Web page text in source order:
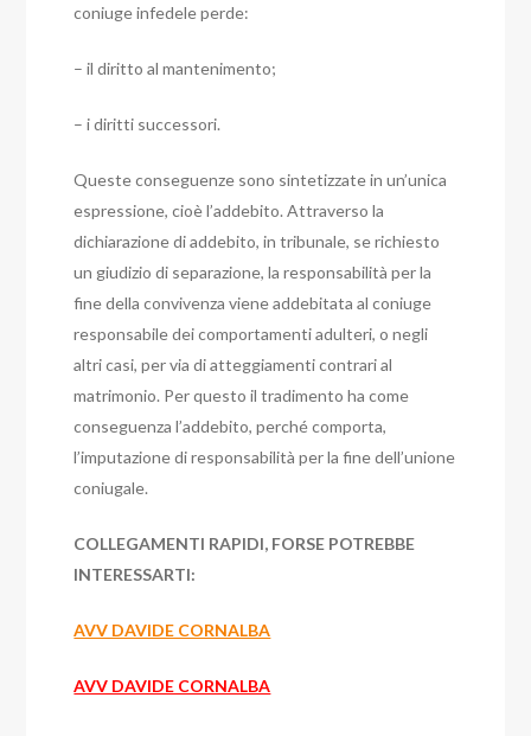
coniuge infedele perde:
– il diritto al mantenimento;
– i diritti successori.
Queste conseguenze sono sintetizzate in un’unica
espressione, cioè l’addebito.Attraverso la
dichiarazione di addebito, in tribunale, se richiesto
un giudizio di separazione, la responsabilità per la
fine della convivenza viene addebitata al coniuge
responsabile dei comportamenti adulteri, o negli
altri casi, per via di atteggiamenti contrari al
matrimonio. Per questo il tradimento ha come
conseguenza l’addebito, perché comporta,
l’imputazione di responsabilità per la fine dell’unione
coniugale.
COLLEGAMENTI RAPIDI, FORSE POTREBBE
INTERESSARTI:
AVV DAVIDE CORNALBA
AVV DAVIDE CORNALBA